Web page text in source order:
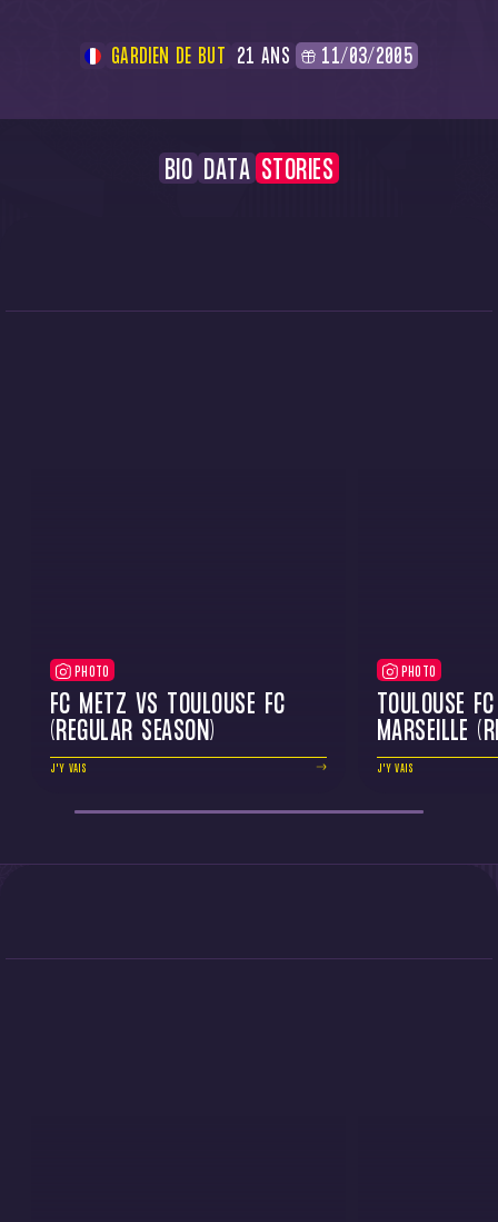
GARDIEN DE BUT 21 ANS 11/03/2005
BIO DATA STORIES
PHOTO
FC METZ VS TOULOUSE FC
(REGULAR SEASON)
J'Y VAIS
PHOTO
TOULOUSE
MARSEILLE
J'Y VAIS